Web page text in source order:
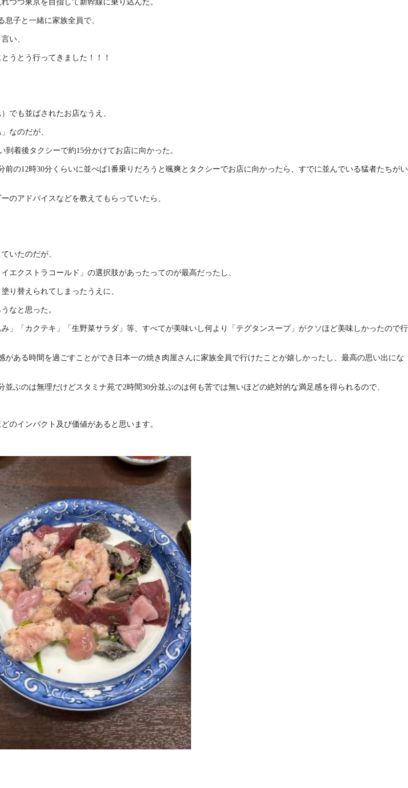
つつ東京を目指して新幹線に乗り込んだ。
子と一緒に家族全員で、
い、
うとう行ってきました！！！
でも並ばされたお店なうえ、
なのだが、
着後タクシーで約15分かけてお店に向かった。
の12時30分くらいに並べば1番乗りだろうと颯爽とタクシーでお店に向かったら、すでに並んでいる猛者たちがい
のアドバイスなどを教えてもらっていたら、
いたのだが、
エクストラコールド」の選択肢があったってのが最高だったし、
り替えられてしまったうえに、
なと思った。
」「カクテキ」「生野菜サラダ」等、すべてが美味いし何より「テグタンスープ」がクソほど美味しかったので行
ある時間を過ごすことができ日本一の焼き肉屋さんに家族全員で行けたことが嬉しかったし、最高の思い出にな
ぶのは無理だけどスタミナ苑で2時間30分並ぶのは何も苦では無いほどの絶対的な満足感を得られるので、
のインパクト及び価値があると思います。